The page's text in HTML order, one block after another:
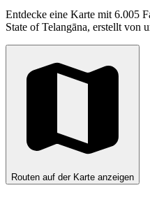
Entdecke eine Karte mit 6.005
State of Telangāna, erstellt von
Routen auf der Karte anzeigen